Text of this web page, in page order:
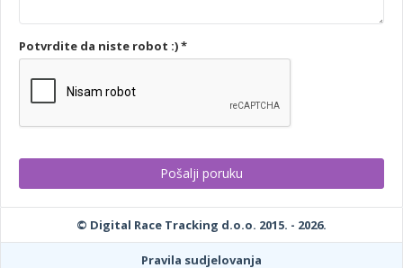
Potvrdite da niste robot :) *
© Digital Race Tracking d.o.o. 2015. - 2026.
Pravila sudjelovanja